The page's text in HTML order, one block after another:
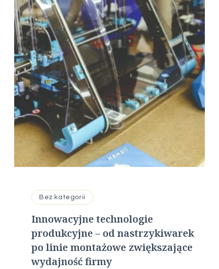
Bez kategorii
Innowacyjne technologie
produkcyjne – od nastrzykiwarek
po linie montażowe zwiększające
wydajność firmy